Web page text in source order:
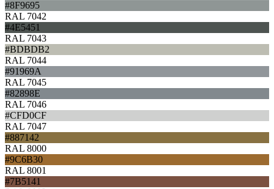
#8F9695
RAL 7042
#4E5451
RAL 7043
#BDBDB2
RAL 7044
#91969A
RAL 7045
#82898E
RAL 7046
#CFD0CF
RAL 7047
#887142
RAL 8000
#9C6B30
RAL 8001
#7B5141